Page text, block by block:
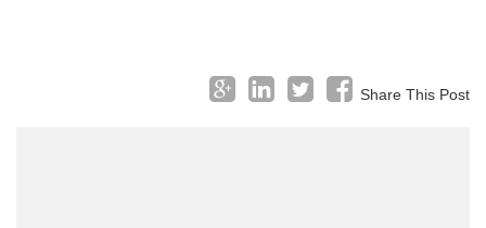
Share This Post